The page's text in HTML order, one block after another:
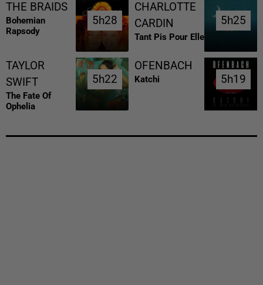
THE BRAIDS
Bohemian
Rapsody
5h28
5h28
CHARLOTTE
CARDIN
Tant Pis Pour Elle
5h25
5h25
TAYLOR
SWIFT
The Fate Of
Ophelia
5h22
5h22
OFENBACH
Katchi 5h19
5h19